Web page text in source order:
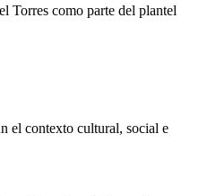
Torres como parte del plantel
el contexto cultural, social e